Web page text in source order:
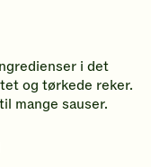
i det
og tørkede reker.
mange sauser.